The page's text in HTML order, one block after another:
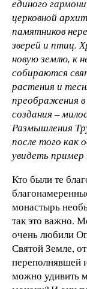
единого
церковной
памятников
зверей и птиц.
новую землю, к
собираются
растения и
преображения
создания –
Размышления
после того как
увидеть
Кто были те
монастырь
так это важно.
очень любили
Святой Земле,
переполнявшей
можно удивить